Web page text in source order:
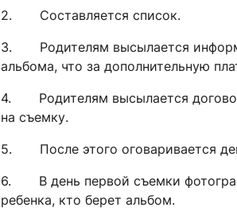
2. Составляется список.
3. Родителям высылается
альбома, что за дополнительную
4. Родителям высылается
на съемку.
5. После этого оговаривается
6. В день первой съемки
ребенка, кто берет альбом.